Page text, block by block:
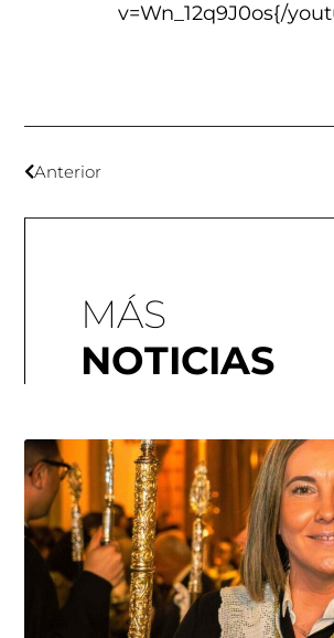
v=Wn_12q9J0os{/
Anterior
MÁS
NOTICIAS